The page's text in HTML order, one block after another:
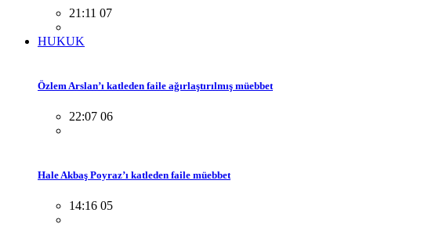
21:11 07
HUKUK
Özlem Arslan’ı katleden faile ağırlaştırılmış müebbet
22:07 06
Hale Akbaş Poyraz’ı katleden faile müebbet
14:16 05